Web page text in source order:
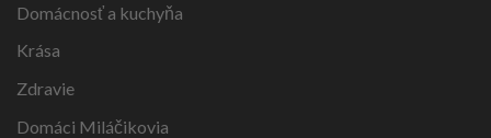
Domácnosť a kuchyňa
Krása
Zdravie
Domáci Miláčikovia